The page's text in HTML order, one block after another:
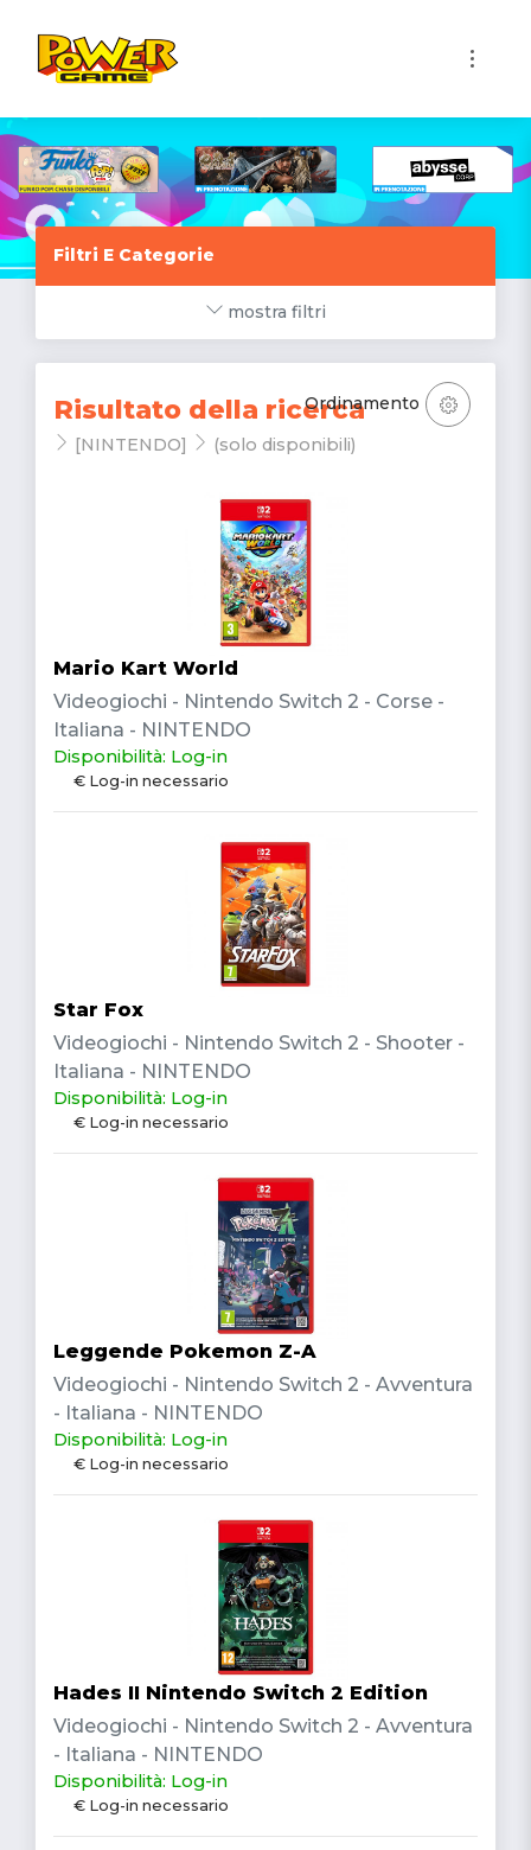
Filtri E Categorie
mostra filtri
Risultato della ricerca
[NINTENDO] (solo disponibili)
Ordinamento
Mario Kart World
Videogiochi - Nintendo Switch 2 - Corse -
Italiana - NINTENDO
Disponibilità: Log-in
€ Log-in necessario
Star Fox
Videogiochi - Nintendo Switch 2 - Shooter -
Italiana - NINTENDO
Disponibilità: Log-in
€ Log-in necessario
Leggende Pokemon Z-A
Videogiochi - Nintendo Switch 2 - Avventura
- Italiana - NINTENDO
Disponibilità: Log-in
€ Log-in necessario
Hades II Nintendo Switch 2 Edition
Videogiochi - Nintendo Switch 2 - Avventura
- Italiana - NINTENDO
Disponibilità: Log-in
€ Log-in necessario